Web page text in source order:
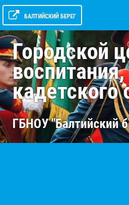
БАЛТИЙСКИЙ БЕРЕГ
Городской
кадетского
ГБНОУ "Балтийский